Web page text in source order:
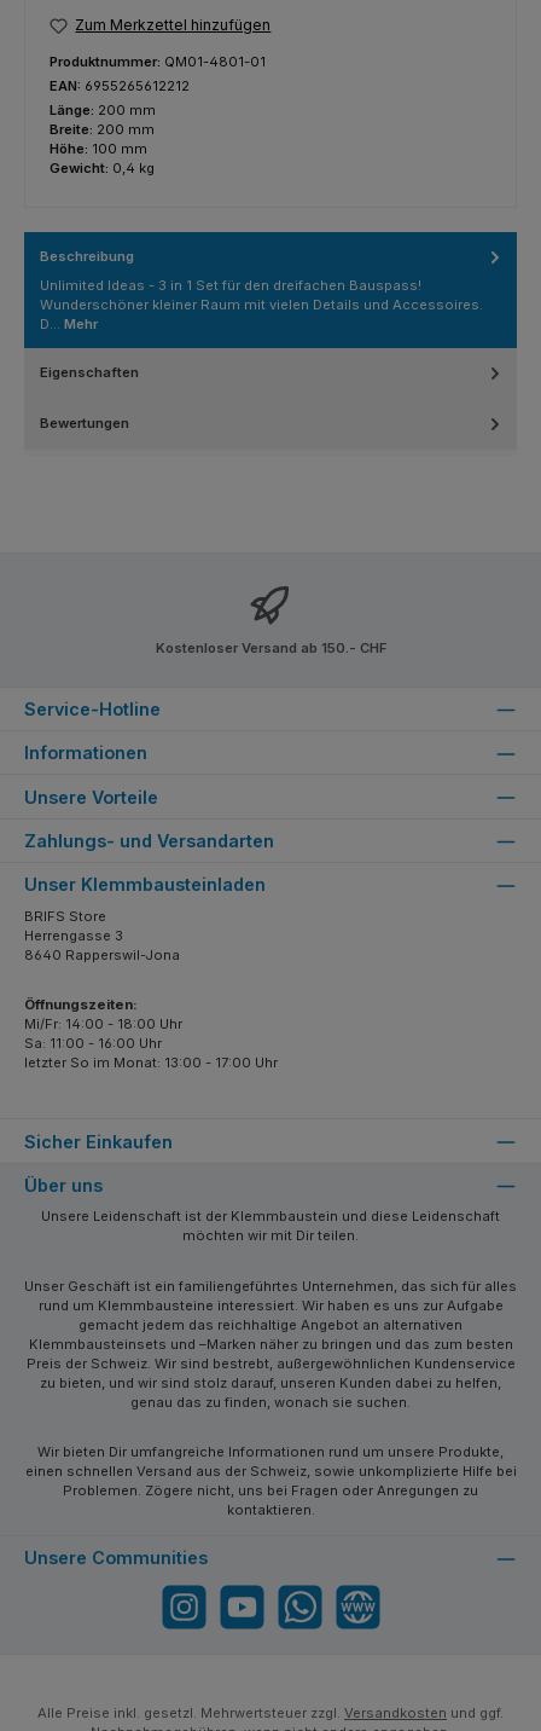
Zum Merkzettel hinzufügen
Produktnummer: QM01-4801-01
EAN: 6955265612212
Länge: 200 mm
Breite: 200 mm
Höhe: 100 mm
Gewicht: 0,4 kg
Beschreibung
Unlimited Ideas - 3 in 1 Set für den dreifachen Bauspass!
Wunderschöner kleiner Raum mit vielen Details und Accessoires.
D… Mehr
Eigenschaften
Bewertungen
Kostenloser Versand ab 150.- CHF
Service-Hotline
Informationen
Unsere Vorteile
Zahlungs- und Versandarten
Sicher Einkaufen
Unser Klemmbausteinladen
BRIFS Store
Herrengasse 3
8640 Rapperswil-Jona
Öffnungszeiten:
Mi/Fr: 14:00 - 18:00 Uhr
Sa: 11:00 - 16:00 Uhr
letzter So im Monat: 13:00 - 17:00 Uhr
Über uns
Unsere Leidenschaft ist der Klemmbaustein und diese Leidenschaft
möchten wir mit Dir teilen.
Unser Geschäft ist ein familiengeführtes Unternehmen, das sich für alles
rund um Klemmbausteine interessiert. Wir haben es uns zur Aufgabe
gemacht jedem das reichhaltige Angebot an alternativen
Klemmbausteinsets und –Marken näher zu bringen und das zum besten
Preis der Schweiz. Wir sind bestrebt, außergewöhnlichen Kundenservice
zu bieten, und wir sind stolz darauf, unseren Kunden dabei zu helfen,
genau das zu finden, wonach sie suchen.
Wir bieten Dir umfangreiche Informationen rund um unsere Produkte,
einen schnellen Versand aus der Schweiz, sowie unkomplizierte Hilfe bei
Problemen. Zögere nicht, uns bei Fragen oder Anregungen zu
kontaktieren.
Unsere Communities
Instagram YouTube WhatsApp Website
Alle Preise inkl. gesetzl. Mehrwertsteuer zzgl. Versandkosten und ggf.